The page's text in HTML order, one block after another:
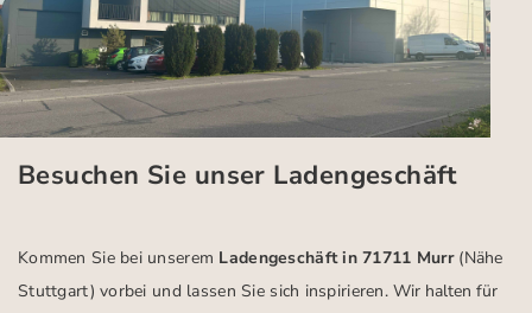
Besuchen Sie unser Ladengeschäft
Kommen Sie bei unserem Ladengeschäft in 71711 Murr (Nähe
Stuttgart) vorbei und lassen Sie sich inspirieren.Wir halten für